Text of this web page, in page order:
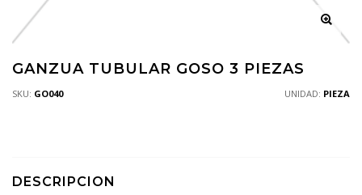
GANZUA TUBULAR GOSO 3 PIEZAS
SKU: GO040 UNIDAD: PIEZA
DESCRIPCION